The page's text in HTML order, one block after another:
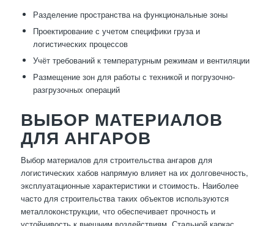
Разделение пространства на функциональные зоны
Проектирование с учетом специфики груза и
логистических процессов
Учёт требований к температурным режимам и вентиляции
Размещение зон для работы с техникой и погрузочно-
разгрузочных операций
ВЫБОР МАТЕРИАЛОВ
ДЛЯ АНГАРОВ
Выбор материалов для строительства ангаров для
логистических хабов напрямую влияет на их долговечность,
эксплуатационные характеристики и стоимость. Наиболее
часто для строительства таких объектов используются
металлоконструкции, что обеспечивает прочность и